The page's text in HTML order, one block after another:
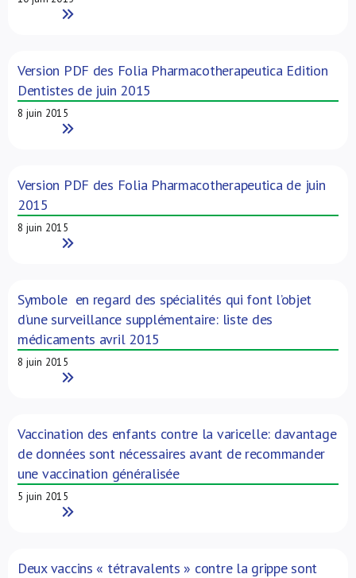
Read More
Version PDF des Folia Pharmacotherapeutica Edition
Dentistes de juin 2015
8 juin 2015
Read More
Version PDF des Folia Pharmacotherapeutica de juin
2015
8 juin 2015
Read More
Symbole en regard des spécialités qui font l’objet
d’une surveillance supplémentaire: liste des
médicaments avril 2015
8 juin 2015
Read More
Vaccination des enfants contre la varicelle: davantage
de données sont nécessaires avant de recommander
une vaccination généralisée
5 juin 2015
Read More
Deux vaccins « tétravalents » contre la grippe sont